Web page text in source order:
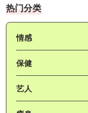
热门分类
情感
保健
艺人